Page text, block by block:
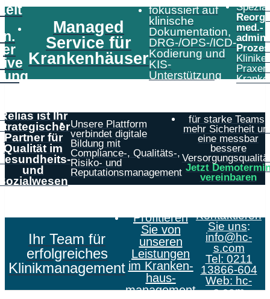
Managed
Service für
Krankenhäuser
fokussiert auf
klinische
Dokumentation,
DRG-/OPS-/ICD-
Kodierung und
KIS-
Unterstützung
med.-
ist Ihr
Partner für
Qualität im
und
Unsere Plattform
verbindet digitale
Bildung mit
Compliance-, Qualitäts-,
Risiko- und
Reputationsmanagement
für starke Teams,
mehr Sicherheit
eine messbar
bessere
Jetzt
vereinbaren
Ihr Team für
erfolgreiches
Klinikmanagement
Profitieren
Sie von
unseren
Leistungen
im Kranken­
haus­
management
Kontaktieren
Sie uns:
info@hc-
s.com
Tel: 0211
13866-604
Web: hc-
s.com